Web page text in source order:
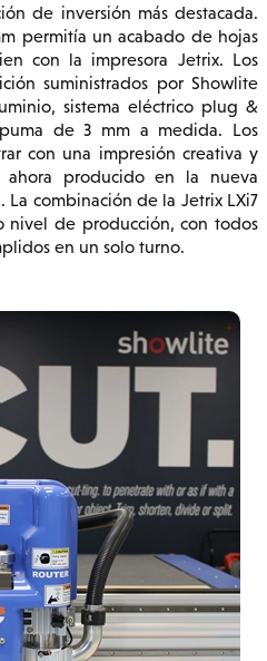
de inversión más destacada.
permitía un acabado de hojas
con la impresora Jetrix. Los
suministrados por Showlite
sistema eléctrico plug &
de 3 mm a medida. Los
con una impresión creativa y
producido en la nueva
combinación de la Jetrix LXi7
nivel de producción, con todos
en un solo turno.